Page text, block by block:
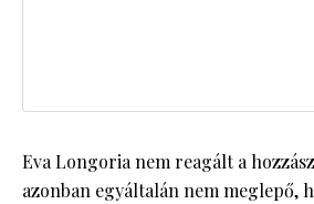
Eva Longoria nem reagált a
azonban egyáltalán nem meglepő,